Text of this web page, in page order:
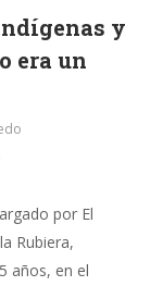
y
era un
por El
Rubiera,
años, en el